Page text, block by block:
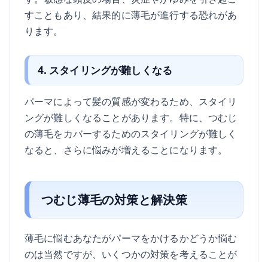
すこともあり、結果的に薄毛が進行する恐れがあ
ります。
4. スタイリングが難しくなる
パーマによって髪の質感が変わるため、スタイリ
ングが難しくなることがあります。特に、つむじ
の薄毛をカバーするためのスタイリングが難しく
なると、さらに悩みが増えることになります。
つむじ薄毛の対策と解決策
薄毛に悩むあなたがパーマをかけるかどうか悩む
のは当然ですが、いくつかの対策を考えることが